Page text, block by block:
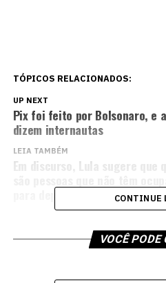
TÓPICOS RELACIONADOS:
UP NEXT
Pix foi feito por Bolsonaro, e
dizem internautas
LEIA TAMBÉM
Em discurso, Lula sugere que
para depressão, sempreCONTINUE
VOCÊ PODE